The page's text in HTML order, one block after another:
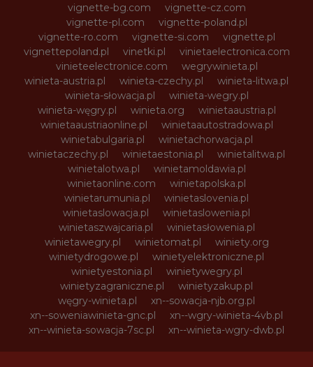
vignette-bg.com
vignette-cz.com
vignette-pl.com
vignette-poland.pl
vignette-ro.com
vignette-si.com
vignette.pl
vignettepoland.pl
vinetki.pl
vinietaelectronica.com
vinieteelectronice.com
wegrywinieta.pl
winieta-austria.pl
winieta-czechy.pl
winieta-litwa.pl
winieta-słowacja.pl
winieta-wegry.pl
winieta-węgry.pl
winieta.org
winietaaustria.pl
winietaaustriaonline.pl
winietaautostradowa.pl
winietabulgaria.pl
winietachorwacja.pl
winietaczechy.pl
winietaestonia.pl
winietalitwa.pl
winietalotwa.pl
winietamoldawia.pl
winietaonline.com
winietapolska.pl
winietarumunia.pl
winietaslovenia.pl
winietaslowacja.pl
winietaslowenia.pl
winietaszwajcaria.pl
winietasłowenia.pl
winietawegry.pl
winietomat.pl
winiety.org
winietydrogowe.pl
winietyelektroniczne.pl
winietyestonia.pl
winietywegry.pl
winietyzagraniczne.pl
winietyzakup.pl
węgry-winieta.pl
xn--sowacja-njb.org.pl
xn--soweniawinieta-gnc.pl
xn--wgry-winieta-4vb.pl
xn--winieta-sowacja-7sc.pl
xn--winieta-wgry-dwb.pl